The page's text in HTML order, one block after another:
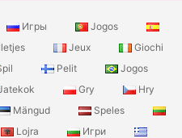
Игры
Jogos
Jeux
Giochi
Pelit
Jogos
Gry
Hry
Mängud
Speles
Lojra Игри